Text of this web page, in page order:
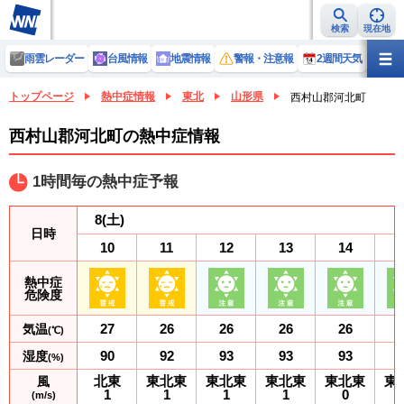
検索 現在地
雨雲レーダー 台風情報 地震情報 警報・注意報 2週間天気 ラ
トップページ 熱中症情報 東北 山形県 西村山郡河北町
西村山郡河北町の熱中症情報
1時間毎の熱中症予報
日時
熱中症
危険度
気温(℃)
湿度(%)
風
(m/s)
8(土)
10
27
90
北東
1
11
26
92
東北東
1
12
26
93
東北東
1
13
26
93
東北東
1
14
26
93
東北東
0
東